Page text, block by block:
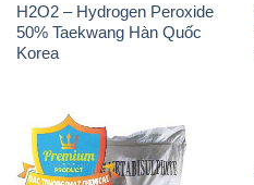
H2O2 – Hydrogen Peroxide
50% Taekwang Hàn Quốc
Korea